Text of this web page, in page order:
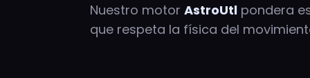
Nuestro motor AstroUtl pondera
que respeta la física del